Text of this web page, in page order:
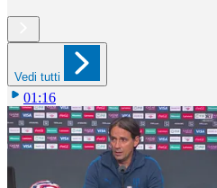
Vedi tutti
01:16